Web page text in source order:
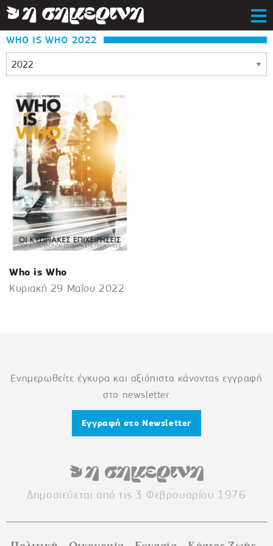
WHO IS WHO 2022
Who is Who
Κυριακή 29 Μαΐου 2022
Ενημερωθείτε έγκυρα και αξιόπιστα κάνοντας εγγραφή
στο newsletter
Εγγραφή στο Newsletter
Δημοσιεύεται από τις 3 Φεβρουαρίου 1976